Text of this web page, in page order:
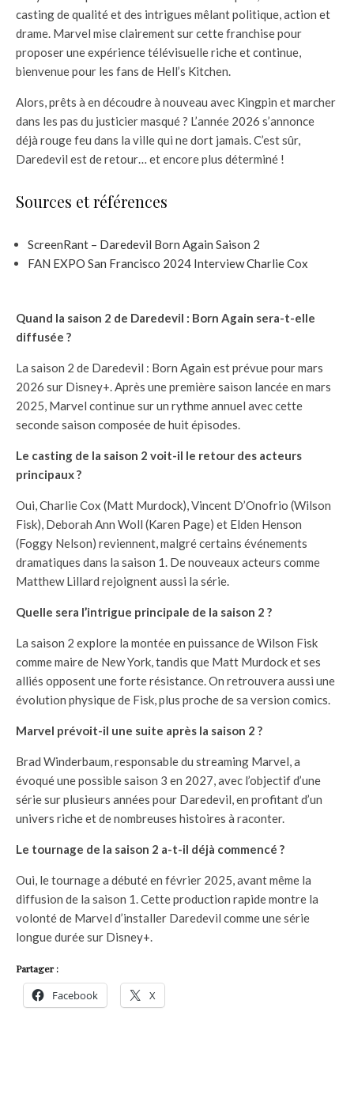
casting de qualité et des intrigues mêlant politique, action et
drame. Marvel mise clairement sur cette franchise pour
proposer une expérience télévisuelle riche et continue,
bienvenue pour les fans de Hell’s Kitchen.
Alors, prêts à en découdre à nouveau avec Kingpin et marcher
dans les pas du justicier masqué ? L’année 2026 s’annonce
déjà rouge feu dans la ville qui ne dort jamais. C’est sûr,
Daredevil est de retour… et encore plus déterminé !
Sources et références
ScreenRant – Daredevil Born Again Saison 2
FAN EXPO San Francisco 2024 Interview Charlie Cox
Quand la saison 2 de Daredevil : Born Again sera-t-elle
diffusée ?
La saison 2 de Daredevil : Born Again est prévue pour mars
2026 sur Disney+. Après une première saison lancée en mars
2025, Marvel continue sur un rythme annuel avec cette
seconde saison composée de huit épisodes.
Le casting de la saison 2 voit-il le retour des acteurs
principaux ?
Oui, Charlie Cox (Matt Murdock), Vincent D’Onofrio (Wilson
Fisk), Deborah Ann Woll (Karen Page) et Elden Henson
(Foggy Nelson) reviennent, malgré certains événements
dramatiques dans la saison 1. De nouveaux acteurs comme
Matthew Lillard rejoignent aussi la série.
Quelle sera l’intrigue principale de la saison 2 ?
La saison 2 explore la montée en puissance de Wilson Fisk
comme maire de New York, tandis que Matt Murdock et ses
alliés opposent une forte résistance. On retrouvera aussi une
évolution physique de Fisk, plus proche de sa version comics.
Marvel prévoit-il une suite après la saison 2 ?
Brad Winderbaum, responsable du streaming Marvel, a
évoqué une possible saison 3 en 2027, avec l’objectif d’une
série sur plusieurs années pour Daredevil, en profitant d’un
univers riche et de nombreuses histoires à raconter.
Le tournage de la saison 2 a-t-il déjà commencé ?
Oui, le tournage a débuté en février 2025, avant même la
diffusion de la saison 1. Cette production rapide montre la
volonté de Marvel d’installer Daredevil comme une série
longue durée sur Disney+.
Partager :
Facebook X